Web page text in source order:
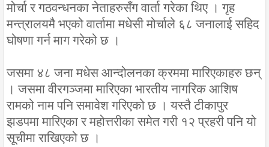
मोर्चा र गठवन्धनका नेताहरुसँग वार्ता गरेका थिए । गृह
मन्त्रालयमै भएको वार्तामा मधेसी मोर्चाले ६८ जनालाई सहिद
घोषणा गर्न माग गरेको छ ।
जसमा ४८ जना मधेस आन्दोलनका क्रममा मारिएकाहरु छन्
। जसमा वीरगञ्जमा मारिएका भारतीय नागरिक आशिष
रामको नाम पनि समावेश गरिएको छ । यस्तै टीकापुर
झडपमा मारिएका र महोत्तरीका समेत गरी १२ प्रहरी पनि यो
सूचीमा राखिएको छ ।